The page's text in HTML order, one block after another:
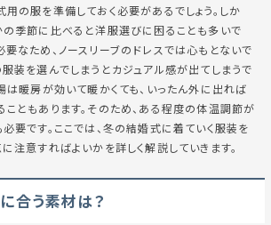
用の服を準備しておく必要があるでしょう。しか
の季節に比べると洋服選びに困ることも多いで
要なため、ノースリーブのドレスでは心もとないで
服装を選んでしまうとカジュアル感が出てしまうで
場は暖房が効いて暖かくても、いったん外に出れば
こともあります。そのため、ある程度の体温調節が
要です。ここでは、冬の結婚式に着ていく服装を
注意すればよいかを詳しく解説していきます。
合う素材は？